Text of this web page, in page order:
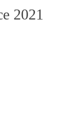
2021